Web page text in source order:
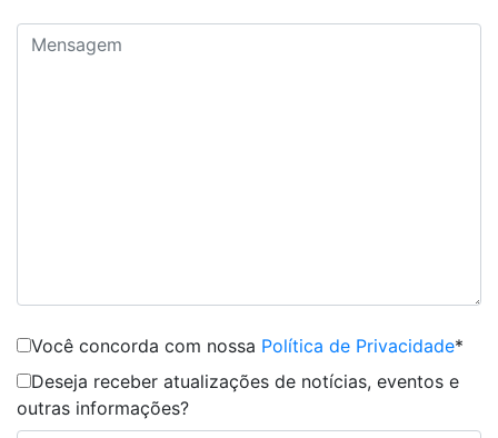
Você concorda com nossa Política de Privacidade*
Deseja receber atualizações de notícias, eventos e
outras informações?